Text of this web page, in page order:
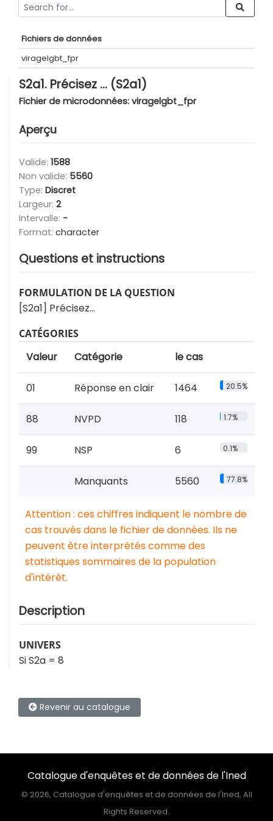
Fichiers de données
viragelgbt_fpr
S2a1. Précisez ... (S2a1)
Fichier de microdonnées: viragelgbt_fpr
Aperçu
Valide: 1588
Non valide: 5560
Type: Discret
Largeur: 2
Intervalle: -
Format: character
Questions et instructions
FORMULATION DE LA QUESTION
[S2a1] Précisez…
CATÉGORIES
Valeur Catégorie le cas
01 Réponse en clair 1464 20.5%
88 NVPD 118 1.7%
99 NSP 6 0.1%
Manquants 5560 77.8%
Attention : ces chiffres indiquent le nombre de
cas trouvés dans le fichier de données. Ils ne
peuvent être interprétés comme des
statistiques sommaires de la population
d'intérêt.
Description
UNIVERS
Si S2a = 8
Revenir au catalogue
Catalogue d'enquêtes et de données de l'Ined
© 2026, Catalogue d'enquêtes et de données de l'Ined, All
Rights Reserved.